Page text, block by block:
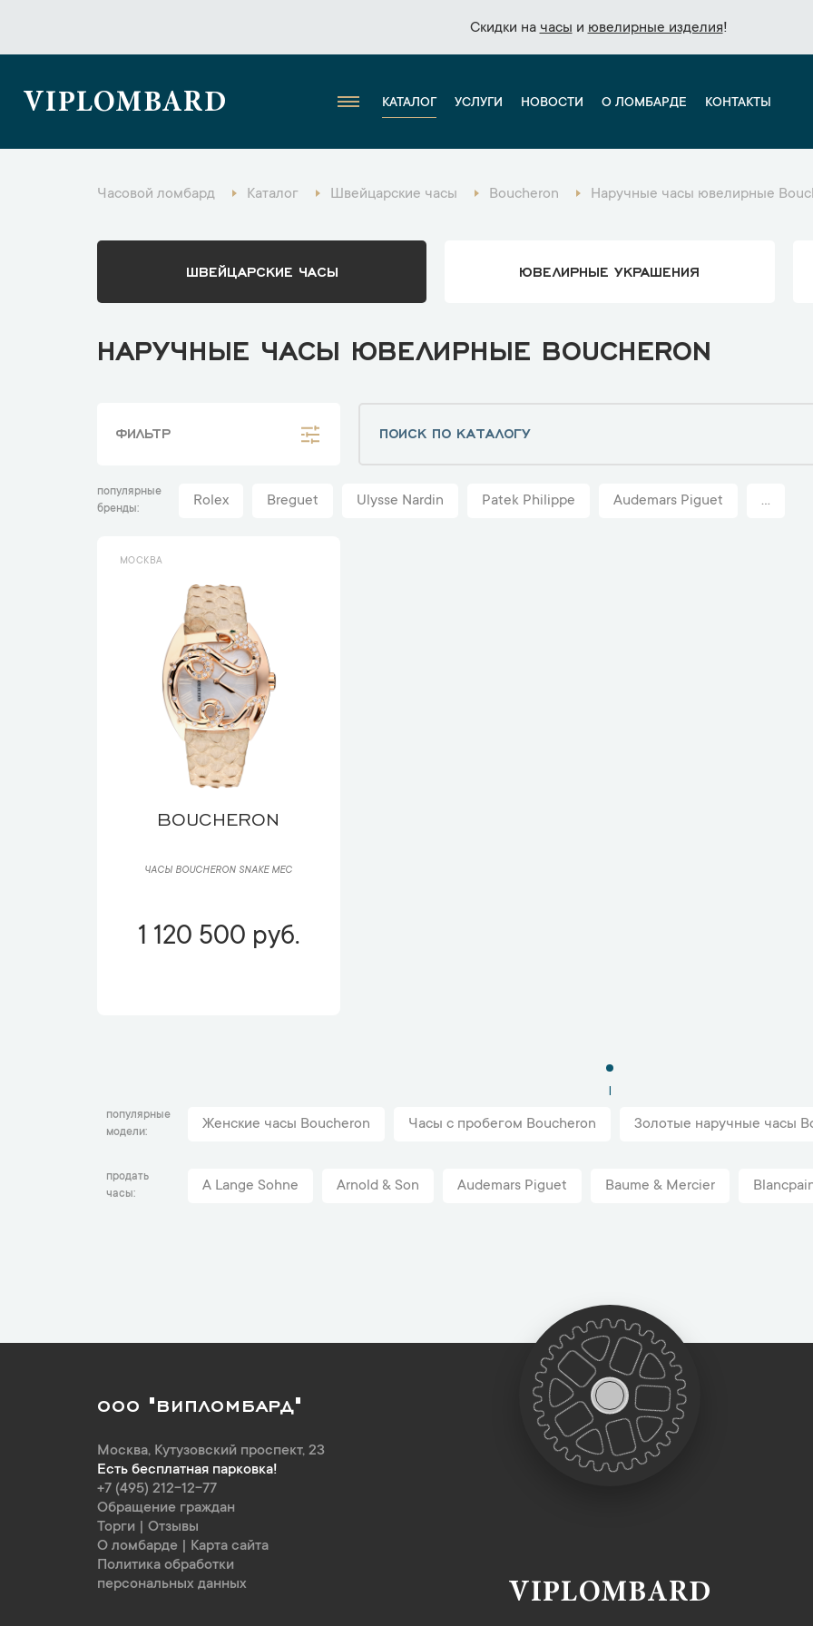
Скидки на часы и ювелирные изделия!
Скидки на часы и ювелирные изделия!
VIPLOMBARD КАТАЛОГ УСЛУГИ НОВОСТИ О ЛОМБАРДЕ КОНТАКТЫ
Часовой ломбард Каталог Швейцарские часы Boucheron Наручные часы ювелирные
ШВЕЙЦАРСКИЕ ЧАСЫ ЮВЕЛИРНЫЕ УКРАШЕНИЯ
НАРУЧНЫЕ ЧАСЫ ЮВЕЛИРНЫЕ BOUCHERON
ФИЛЬТР
популярные
бренды
Rolex Breguet Ulysse Nardin Patek Philippe Audemars Piguet ...
МОСКВА
BOUCHERON
ЧАСЫ BOUCHERON SNAKE MEC
1 120 500 руб.
1
популярные
модели
Женские часы Boucheron Часы с пробегом Boucheron Золотые наручные часы
продать
часы
A Lange Sohne Arnold & Son Audemars Piguet Baume & Mercier
ООО "ВИПЛОМБАРД"
Москва, Кутузовский проспект, 23
Есть бесплатная парковка!
+7 (495) 212-12-77
Обращение граждан
Торги
Отзывы
О ломбарде
Карта сайта
Политика обработки
персональных данных
VIPLOMBARD